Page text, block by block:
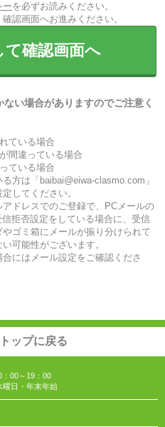
ーを必ずお読みください。
認画面へお進みください。
て確認画面へ
い場合がありますのでご注意く
ている場合
間違っている場合
ている場合
方は「baibai@eiwa-clasmo.com」
してください。
ドレスでのご登録で、PCメールの
拒否設定をしている場合に、受信
ゴミ箱にメールが振り分けられて
可能性がございます。
にはメール設定をご確認くださ
ップに戻る
00～19：00
曜日・年末年始